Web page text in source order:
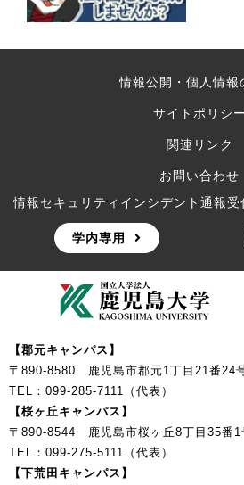
情報公開・個人情報
サイトポリシー
関連リンク
お問い合わせ
情報セキュリティインシデント通報受
学内専用
【郡元キャンパス】
〒890-8580 鹿児島市郡元1丁目21番24
TEL：099-285-7111（代表）
【桜ヶ丘キャンパス】
〒890-8544 鹿児島市桜ヶ丘8丁目35番1
TEL：099-275-5111（代表）
【下荒田キャンパス】